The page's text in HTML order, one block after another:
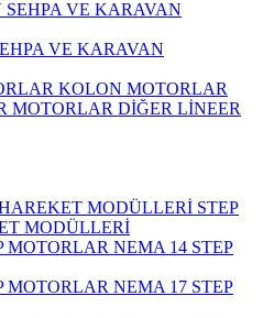
VE KARAVAN
KOLON MOTORLAR
DİĞER LİNEER
STEP
MODÜLLERİ
NEMA 14 STEP
NEMA 17 STEP